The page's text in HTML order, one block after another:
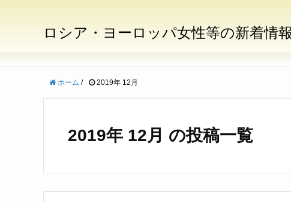
ロシア・ヨーロッパ女性等の新着情
ホーム / 2019年 12月
2019年 12月 の投稿一覧